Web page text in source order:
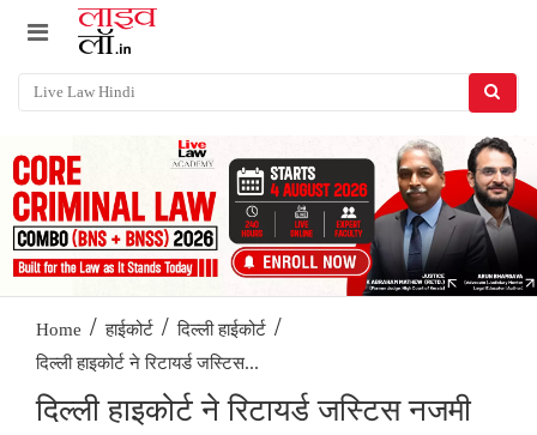
Home / हाईकोर्ट / दिल्ली हाईकोर्ट /
दिल्ली हाइकोर्ट ने रिटायर्ड जस्टिस...
दिल्ली हाइकोर्ट ने रिटायर्ड जस्टिस नजमी